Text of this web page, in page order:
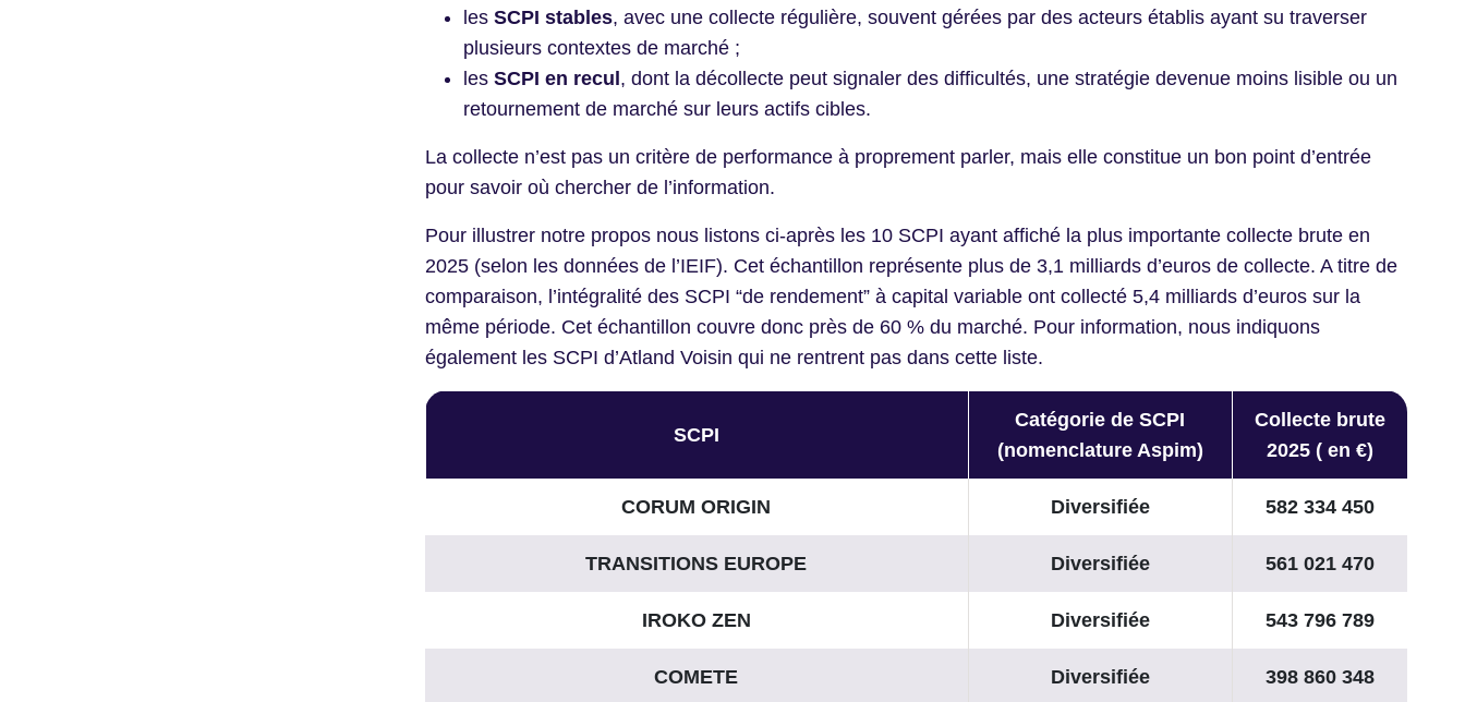
les SCPI stables, avec une collecte régulière, souvent gérées par des acteurs établis ayant su traverser
plusieurs contextes de marché ;
les SCPI en recul , dont la décollecte peut signaler des difficultés, une stratégie devenue moins lisible ou un
retournement de marché sur leurs actifs cibles.
La collecte n’est pas un critère de performance à proprement parler, mais elle constitue un bon point d’entrée
pour savoir où chercher de l’information.
Pour illustrer notre propos nous listons ci-après les 10 SCPI ayant affiché la plus importante collecte brute en
2025 (selon les données de l’IEIF). Cet échantillon représente plus de 3,1 milliards d’euros de collecte. A titre de
comparaison, l’intégralité des SCPI “de rendement” à capital variable ont collecté 5,4 milliards d’euros sur la
même période. Cet échantillon couvre donc près de 60 % du marché. Pour information, nous indiquons
également les SCPI d’Atland Voisin qui ne rentrent pas dans cette liste.
SCPI
Catégorie de SCPI
(nomenclature Aspim)
Collecte brute
2025 ( en €)
CORUM ORIGIN Diversifiée 582 334 450
TRANSITIONS EUROPE Diversifiée 561 021 470
IROKO ZEN Diversifiée 543 796 789
COMETE Diversifiée 398 860 348